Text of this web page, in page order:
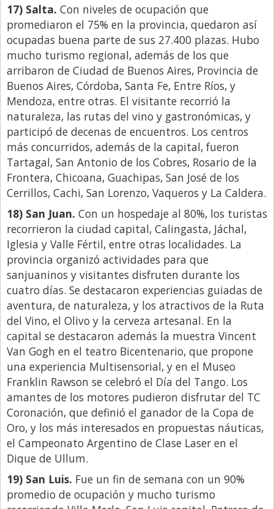
17) Salta. Con niveles de ocupación que
promediaron el 75% en la provincia, quedaron así
ocupadas buena parte de sus 27.400 plazas. Hubo
mucho turismo regional, además de los que
arribaron de Ciudad de Buenos Aires, Provincia de
Buenos Aires, Córdoba, Santa Fe, Entre Ríos, y
Mendoza, entre otras. El visitante recorrió la
naturaleza, las rutas del vino y gastronómicas, y
participó de decenas de encuentros. Los centros
más concurridos, además de la capital, fueron
Tartagal, San Antonio de los Cobres, Rosario de la
Frontera, Chicoana, Guachipas, San José de los
Cerrillos, Cachi, San Lorenzo, Vaqueros y La Caldera.
18) San Juan. Con un hospedaje al 80%, los turistas
recorrieron la ciudad capital, Calingasta, Jáchal,
Iglesia y Valle Fértil, entre otras localidades. La
provincia organizó actividades para que
sanjuaninos y visitantes disfruten durante los
cuatro días. Se destacaron experiencias guiadas de
aventura, de naturaleza, y los atractivos de la Ruta
del Vino, el Olivo y la cerveza artesanal. En la
capital se destacaron además la muestra Vincent
Van Gogh en el teatro Bicentenario, que propone
una experiencia Multisensorial, y en el Museo
Franklin Rawson se celebró el Día del Tango. Los
amantes de los motores pudieron disfrutar del TC
Coronación, que definió el ganador de la Copa de
Oro, y los más interesados en propuestas náuticas,
el Campeonato Argentino de Clase Laser en el
Dique de Ullum.
19) San Luis. Fue un fin de semana con un 90%
promedio de ocupación y mucho turismo